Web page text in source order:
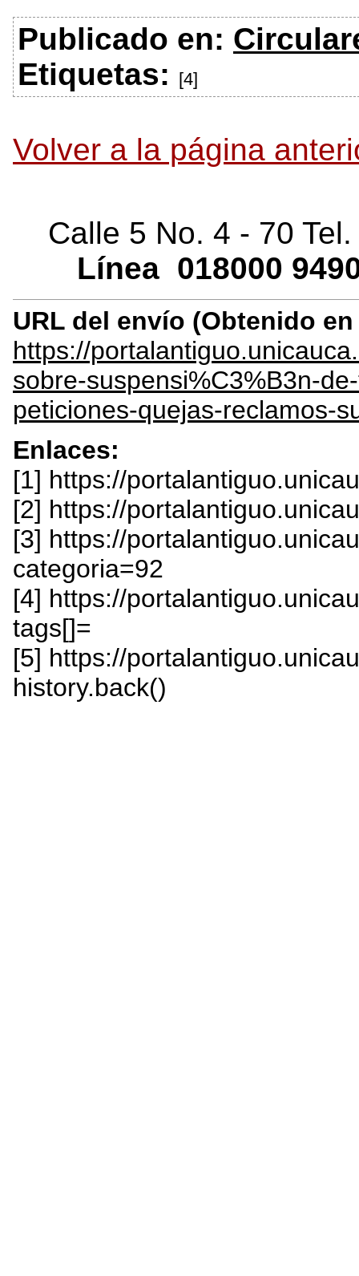
Publicado en:
Etiquetas: [4]
Volver a la página
Calle 5 No. 4 - 70
Línea 018000
URL del envío (Obtenido
https://
sobre-suspensi%C3%B3n-
peticiones-quejas-reclamos-
Enlaces:
[1] https://
[2] https://
[3] https://
categoria=92
[4] https://
tags[]=
[5] https://
history.back()